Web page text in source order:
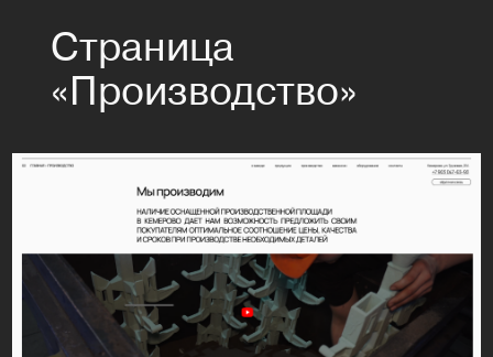
Страница
«Производство»